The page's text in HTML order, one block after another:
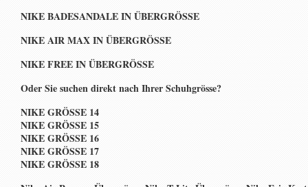
NIKE BADESANDALE IN ÜBERGRÖSSE
NIKE AIR MAX IN ÜBERGRÖSSE
NIKE FREE IN ÜBERGRÖSSE
Oder Sie suchen direkt nach Ihrer Schuhgrösse?
NIKE GRÖSSE 14
NIKE GRÖSSE 15
NIKE GRÖSSE 16
NIKE GRÖSSE 17
NIKE GRÖSSE 18